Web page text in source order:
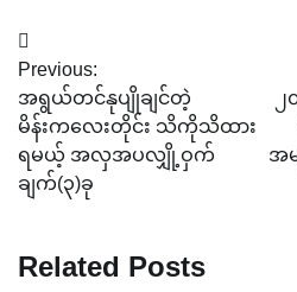
Post
navigation
Previous:
အရွယ်တင်နုပျိုချင်တဲ့
မိန်းကလေးတိုင်း သိကိုသိထား
ရမယ့် အလှအပလျှို့ဝှက်
ချက်(၃)ခု
အမ
Related Posts